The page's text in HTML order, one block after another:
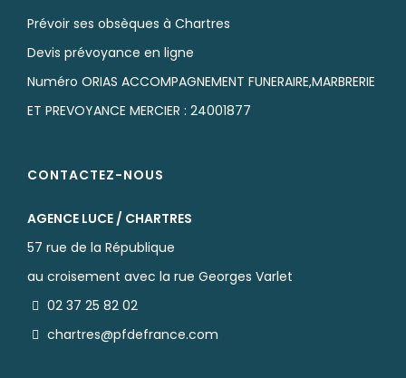
Prévoir ses obsèques à Chartres
Devis prévoyance en ligne
Numéro ORIAS ACCOMPAGNEMENT FUNERAIRE,MARBRERIE
ET PREVOYANCE MERCIER : 24001877
CONTACTEZ-NOUS
AGENCE LUCE / CHARTRES
57 rue de la République
au croisement avec la rue Georges Varlet
02 37 25 82 02
chartres@pfdefrance.com